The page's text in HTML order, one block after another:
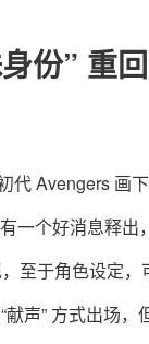
份” 重
代 Avengers 画
一个好消息释出
至于角色设定
声” 方式出场